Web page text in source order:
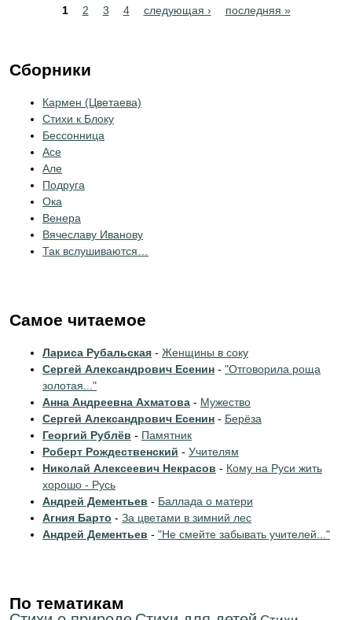
1 2 3 4 следующая › последняя »
Сборники
Кармен (Цветаева)
Стихи к Блоку
Бессонница
Асе
Але
Подруга
Ока
Венера
Вячеславу Иванову
Так вслушиваются…
Самое читаемое
Лариса Рубальская - Женщины в соку
Сергей Александрович Есенин - "Отговорила роща
золотая..."
Анна Андреевна Ахматова - Мужество
Сергей Александрович Есенин - Берёза
Георгий Рублёв - Памятник
Роберт Рождественский - Учителям
Николай Алексеевич Некрасов - Кому на Руси жить
хорошо - Русь
Андрей Дементьев - Баллада о матери
Агния Барто - За цветами в зимний лес
Андрей Дементьев - "Не смейте забывать учителей..."
По тематикам